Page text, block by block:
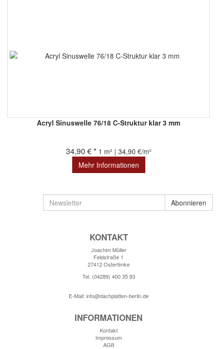
Acryl Sinuswelle 76/18 C-Struktur klar 3 mm
34,90 € * 1 m² | 34,90 €/m²
Mehr Informationen
Newsletter
Abonnieren
KONTAKT
Joachim Müller
Feldstraße 1
27412 Ostertimke
Tel. (04289) 400 35 93
E-Mail: info@dachplatten-berlin.de
INFORMATIONEN
Kontakt
Impressum
AGB